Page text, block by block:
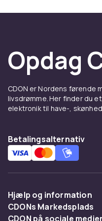
Opdag
CDON er Nordens førende
livsdrømme. Her finder du
elektronik til have-,
Betalingsalternativ
Hjælp og information
Ofte stillede spørgsmål
CDONs Markedsplads
CDON på sociale medier